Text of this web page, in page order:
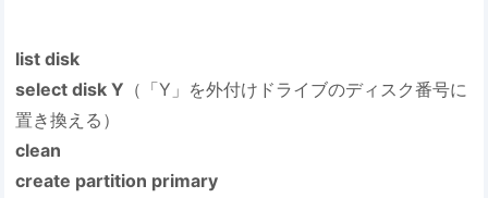
list disk
select disk Y （「Y」を外付けドライブのディスク番号に
置き換える）
clean
create partition primary